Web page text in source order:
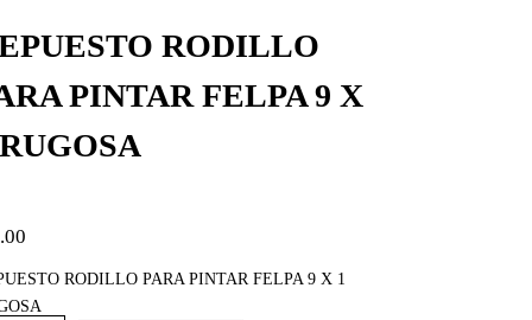
RODILLO
PINTAR FELPA 9 X
RODILLO PARA PINTAR FELPA 9 X 1